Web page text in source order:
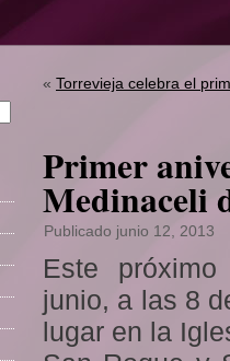
« Torrevieja celebra el
Primer
Medinaceli
Publicado junio 12, 2013
Este
junio, a las 8
lugar en la